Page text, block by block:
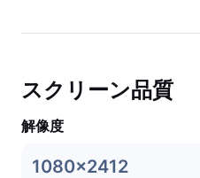
スクリーン品質
解像度
1080x2412